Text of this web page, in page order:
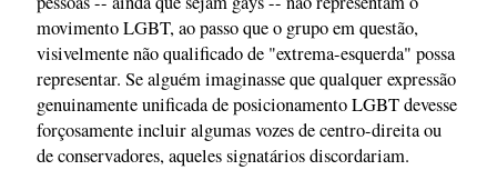
movimento LGBT, ao passo que o grupo em questão,
visivelmente não qualificado de "extrema-esquerda" possa
representar. Se alguém imaginasse que qualquer expressão
genuinamente unificada de posicionamento LGBT devesse
forçosamente incluir algumas vozes de centro-direita ou
de conservadores, aqueles signatários discordariam.